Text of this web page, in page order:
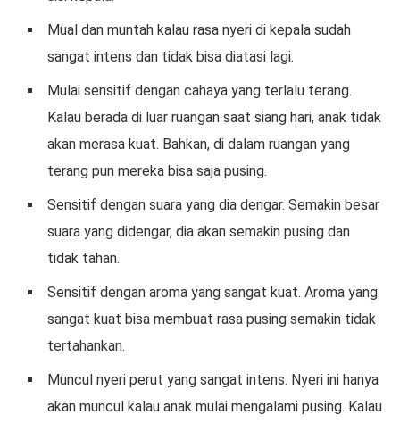
Mual dan muntah kalau rasa nyeri di kepala sudah
sangat intens dan tidak bisa diatasi lagi.
Mulai sensitif dengan cahaya yang terlalu terang.
Kalau berada di luar ruangan saat siang hari, anak tidak
akan merasa kuat. Bahkan, di dalam ruangan yang
terang pun mereka bisa saja pusing.
Sensitif dengan suara yang dia dengar. Semakin besar
suara yang didengar, dia akan semakin pusing dan
tidak tahan.
Sensitif dengan aroma yang sangat kuat. Aroma yang
sangat kuat bisa membuat rasa pusing semakin tidak
tertahankan.
Muncul nyeri perut yang sangat intens. Nyeri ini hanya
akan muncul kalau anak mulai mengalami pusing. Kalau